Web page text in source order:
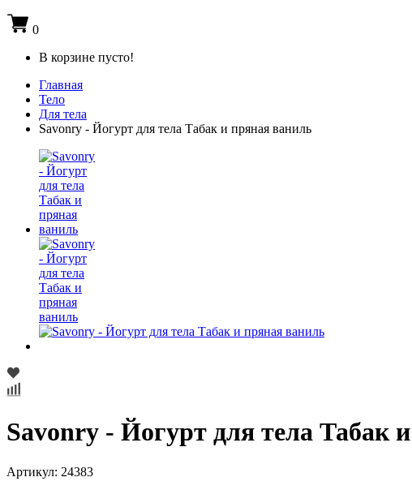
0
В корзине пусто!
Главная
Тело
Для тела
Savonry - Йогурт для тела Табак и пряная ваниль
Savonry - Йогурт для тела Табак
Артикул: 24383